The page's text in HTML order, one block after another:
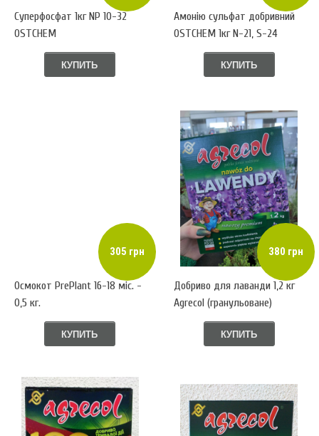
Суперфосфат 1кг NP 10-32
OSTCHEM
КУПИТЬ
Амонію сульфат добривний
OSTCHEM 1кг N-21, S-24
КУПИТЬ
305 грн
Осмокот PrePlant 16-18 міс. -
0,5 кг.
КУПИТЬ
380 грн
Добриво для лаванди 1,2 кг
Аgrecol (гранульоване)
КУПИТЬ